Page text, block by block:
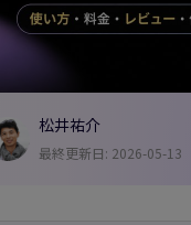
松井祐介
最終更新日: 2026-05-13